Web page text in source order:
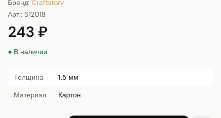
Бренд: Craftstory
Арт.: 512018
243 ₽
● В наличии
Толщина
1,5 мм
Материал
Картон